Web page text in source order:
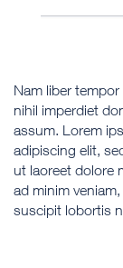
Nam liber
nihil imperdiet
assum. Lorem
adipiscing elit,
ut laoreet dolore
ad minim
suscipit lobortis